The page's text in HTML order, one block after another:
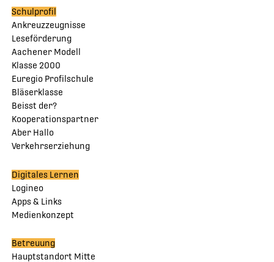
Schulprofil
Ankreuzzeugnisse
Leseförderung
Aachener Modell
Klasse 2000
Euregio Profilschule
Bläserklasse
Beisst der?
Kooperationspartner
Aber Hallo
Verkehrserziehung
Digitales Lernen
Logineo
Apps & Links
Medienkonzept
Betreuung
Hauptstandort Mitte